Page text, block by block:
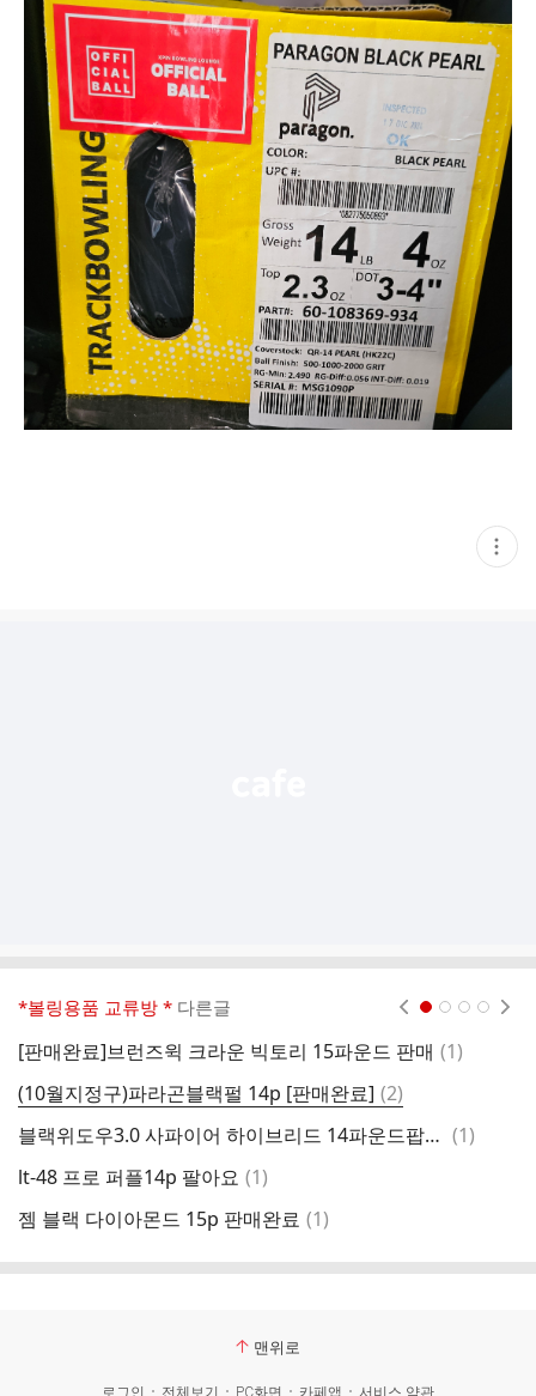
현
재
*볼링용품 교류방 * 다른글
[판매완료]브런즈윅 크라운 빅토리 15파운드 판매 댓
(1)
(10월지정구)파라곤블랙펄 14p [판매완료] 댓
글
(2)
블랙위도우3.0 사파이어 하이브리드 14파운드팝니다 댓
(1)
lt-48 프로 퍼플14p 팔아요 댓
(1)
젬 블랙 다이아몬드 15p 판매완료 댓
(1)
맨위로
로그인 전체보기 PC화면 카페앱 서비스 약관